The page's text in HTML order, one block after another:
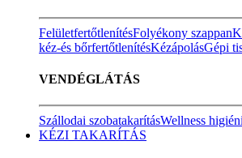
FelületfertőtlenítésFolyékony szappan
kéz-és bőrfertőtlenítésKézápolásGépi
VENDÉGLÁTÁS
Szállodai szobatakarításWellness
KÉZI TAKARÍTÁS